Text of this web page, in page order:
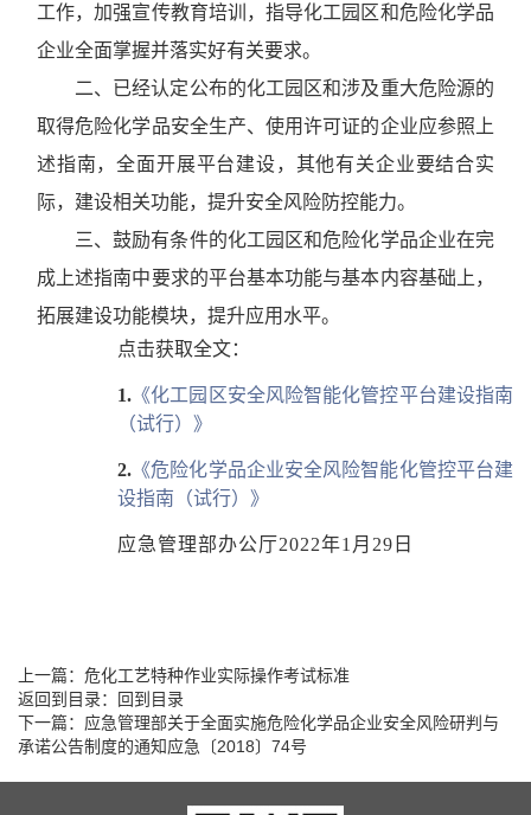
工作，加强宣传教育培训，指导化工园区和危险化学品
企业全面掌握并落实好有关要求。
二、已经认定公布的化工园区和涉及重大危险源的
取得危险化学品安全生产、使用许可证的企业应参照上
述指南，全面开展平台建设，其他有关企业要结合实
际，建设相关功能，提升安全风险防控能力。
三、鼓励有条件的化工园区和危险化学品企业在完
成上述指南中要求的平台基本功能与基本内容基础上，
拓展建设功能模块，提升应用水平。
点击获取全文：
1. 《化工园区安全风险智能化管控平台建设指南
（试行）》
2. 《危险化学品企业安全风险智能化管控平台建
设指南（试行）》
应急管理部办公厅2022年1月29日
上一篇： 危化工艺特种作业实际操作考试标准
返回到目录：
回到目录
下一篇： 应急管理部关于全面实施危险化学品企业安全风险研判与
承诺公告制度的通知应急〔2018〕74号